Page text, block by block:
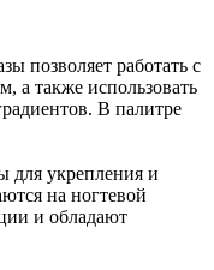
позволяет работать с
а также использовать
В палитре
для укрепления и
на ногтевой
и обладают